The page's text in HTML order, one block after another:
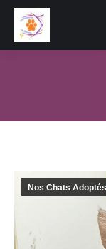
Nos Chats Adoptés